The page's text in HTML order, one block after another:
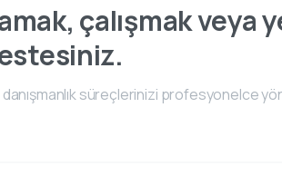
çalışmak veya
süreçlerinizi profesyonelce